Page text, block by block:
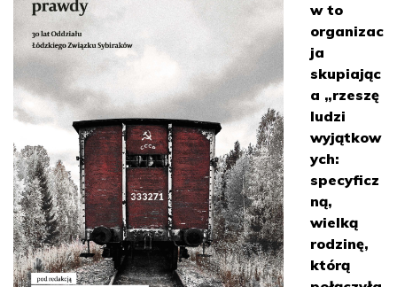
w to
organizac
ja
skupiając
a „rzeszę
ludzi
wyjątkow
ych:
specyficz
ną,
wielką
rodzinę,
którą